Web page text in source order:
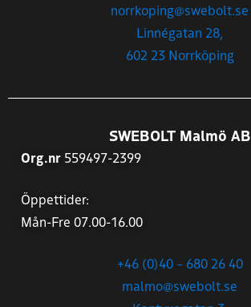
norrkoping@swebolt.se
Linnégatan 28,
602 23 Norrköping
SWEBOLT Malmö AB
Org.nr 559497-2399
Öppettider:
Mån-Fre 07.00-16.00
+46 (0)40 – 680 26 40
malmo@swebolt.se